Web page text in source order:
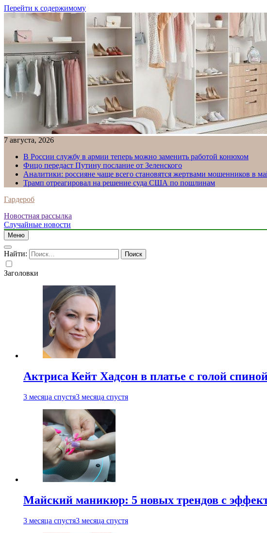
Перейти к содержимому
7 августа, 2026
В России службу в армии теперь можно заменить работой конюхом
Фицо передаст Путину послание от Зеленского
Аналитики: россияне чаще всего становятся жертвами мошенников в
Трамп отреагировал на решение суда США по пошлинам
Гардероб
Новостная рассылка
Случайные новости
Меню
Найти:
Заголовки
Актриса Кейт Хадсон в платье с голой
3 месяца спустя3 месяца спустя
Майский маникюр: 5 новых трендов с
3 месяца спустя3 месяца спустя